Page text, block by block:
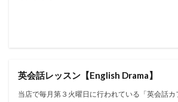
英会話レッスン【English Drama】
当店で毎月第３火曜日に行われている「英会話